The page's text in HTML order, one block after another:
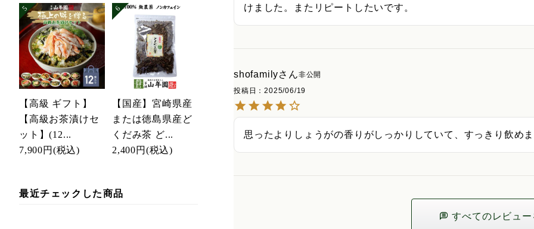
【高級 ギフト】
【高級お茶漬けセ
ット】(12...
7,900円 (税込)
【国産】宮崎県産
または徳島県産ど
くだみ茶 ど...
2,400円 (税込)
最近チェックした商品
けました。またリピートしたいです。
shofamily
非公開
投稿日
2025/06/19
思ったよりしょうがの香りがしっかりしていて、すっきり飲め
すべてのレビュ